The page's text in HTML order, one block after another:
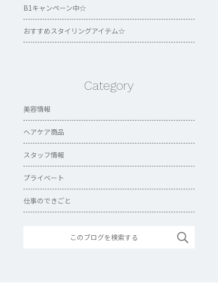
B1キャンペーン中☆
おすすめスタイリングアイテム☆
Category
美容情報
ヘアケア商品
スタッフ情報
プライベート
仕事のできごと